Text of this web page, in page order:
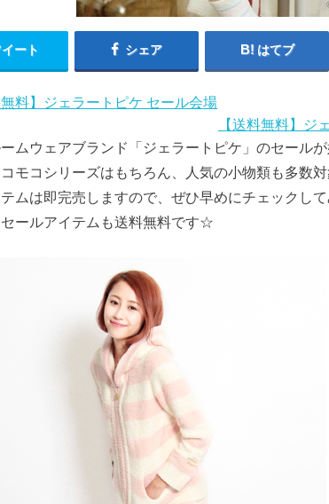
ート シェア はてブ
【送料無料】ジ
ムウェアブランド「ジェラートピケ」のセール
コモコシリーズはもちろん、人気の小物類も多数
ムは即完売しますので、ぜひ早めにチェックして
セールアイテムも送料無料です☆